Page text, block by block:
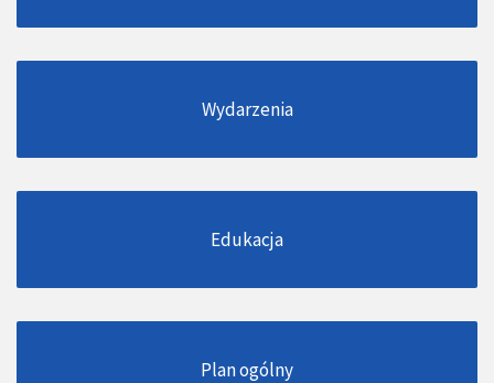
Wydarzenia
Edukacja
Plan ogólny